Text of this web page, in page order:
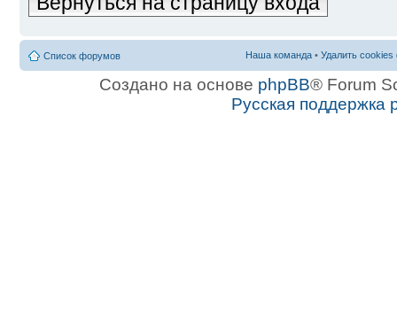
Список форумов Наша команда • Удалить
Создано на основе phpBB® Forum
Русская поддержка